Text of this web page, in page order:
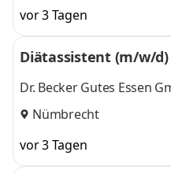
vor 3 Tagen
Diätassistent (m/w/d)
Dr. Becker Gutes Essen
Nümbrecht
vor 3 Tagen